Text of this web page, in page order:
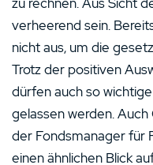
verheerend sein.
nicht aus, um die
Trotz der positiven
dürfen auch so
gelassen werden.
der Fondsmanager für
einen ähnlichen Blick